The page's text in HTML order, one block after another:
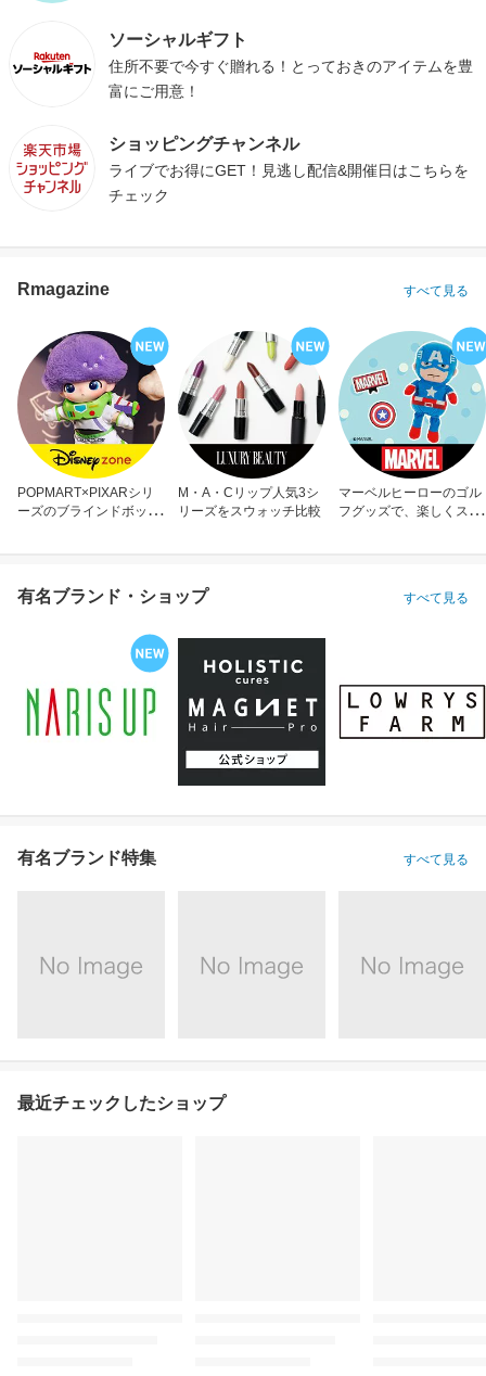
ソーシャルギフト
住所不要で今すぐ贈れる！とっておきのアイテムを豊
富にご用意！
ショッピングチャンネル
ライブでお得にGET！見逃し配信&開催日はこちらを
チェック
Rmagazine すべて見る
POPMART×PIXARシリ
ーズのブラインドボック
M・A・Cリップ人気3シ
リーズをスウォッチ比較
マーベルヒーローのゴル
フグッズで、楽しくスコ
有名ブランド・ショップ すべて見る
有名ブランド特集 すべて見る
最近チェックしたショップ